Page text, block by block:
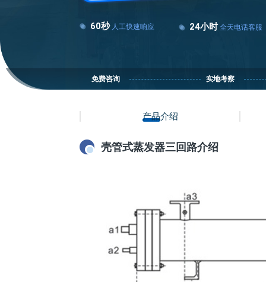
60秒 人工快速响应 24小时 全天电话客服
免费咨询 实地考察
产品介绍
壳管式蒸发器三回路介绍